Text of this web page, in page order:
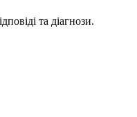
та діагнози.